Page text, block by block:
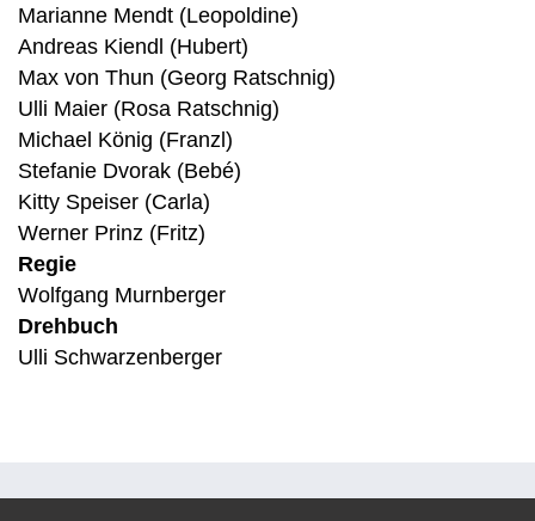
Marianne Mendt (Leopoldine)
Andreas Kiendl (Hubert)
Max von Thun (Georg Ratschnig)
Ulli Maier (Rosa Ratschnig)
Michael König (Franzl)
Stefanie Dvorak (Bebé)
Kitty Speiser (Carla)
Werner Prinz (Fritz)
Regie
Wolfgang Murnberger
Drehbuch
Ulli Schwarzenberger